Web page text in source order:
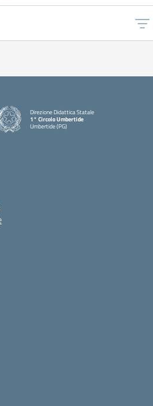
Direzione Didattica Statale
1° Circolo Umbertide
Umbertide (PG)